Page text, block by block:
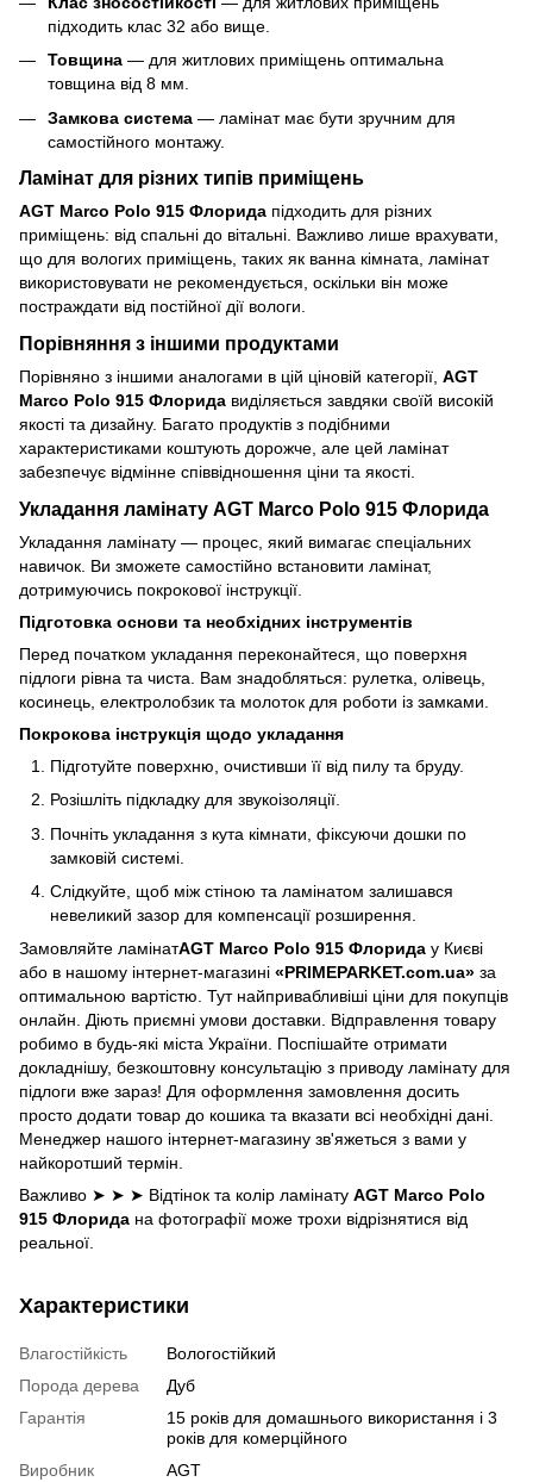
підходить клас 32 або вище.
Товщина — для житлових приміщень оптимальна
товщина від 8 мм.
Замкова система — ламінат має бути зручним для
самостійного монтажу.
Ламінат для різних типів приміщень
AGT Marco Polo 915 Флорида підходить для різних
приміщень: від спальні до вітальні. Важливо лише врахувати,
що для вологих приміщень, таких як ванна кімната, ламінат
використовувати не рекомендується, оскільки він може
постраждати від постійної дії вологи.
Порівняння з іншими продуктами
Порівняно з іншими аналогами в цій ціновій категорії, AGT
Marco Polo 915 Флорида виділяється завдяки своїй високій
якості та дизайну. Багато продуктів з подібними
характеристиками коштують дорожче, але цей ламінат
забезпечує відмінне співвідношення ціни та якості.
Укладання ламінату AGT Marco Polo 915 Флорида
Укладання ламінату — процес, який вимагає спеціальних
навичок. Ви зможете самостійно встановити ламінат,
дотримуючись покрокової інструкції.
Підготовка основи та необхідних інструментів
Перед початком укладання переконайтеся, що поверхня
підлоги рівна та чиста. Вам знадобляться: рулетка, олівець,
косинець, електролобзик та молоток для роботи із замками.
Покрокова інструкція щодо укладання
Підготуйте поверхню, очистивши її від пилу та бруду.
Розішліть підкладку для звукоізоляції.
Почніть укладання з кута кімнати, фіксуючи дошки по
замковій системі.
Слідкуйте, щоб між стіною та ламінатом залишався
невеликий зазор для компенсації розширення.
Замовляйте ламінатAGT Marco Polo 915 Флорида у Києві
або в нашому інтернет-магазині «PRIMEPARKET.com.ua» за
оптимальною вартістю. Тут найпривабливіші ціни для покупців
онлайн. Діють приємні умови доставки. Відправлення товару
робимо в будь-які міста України. Поспішайте отримати
докладнішу, безкоштовну консультацію з приводу ламінату для
підлоги вже зараз! Для оформлення замовлення досить
просто додати товар до кошика та вказати всі необхідні дані.
Менеджер нашого інтернет-магазину зв'яжеться з вами у
найкоротший термін.
Важливо ➤ ➤ ➤ Відтінок та колір ламінату AGT Marco Polo
915 Флорида на фотографії може трохи відрізнятися від
реальної.
Характеристики
Влагостійкість
Вологостійкий
Порода дерева
Дуб
Гарантія
15 років для домашнього використання і 3
років для комерційного
Виробник
AGT